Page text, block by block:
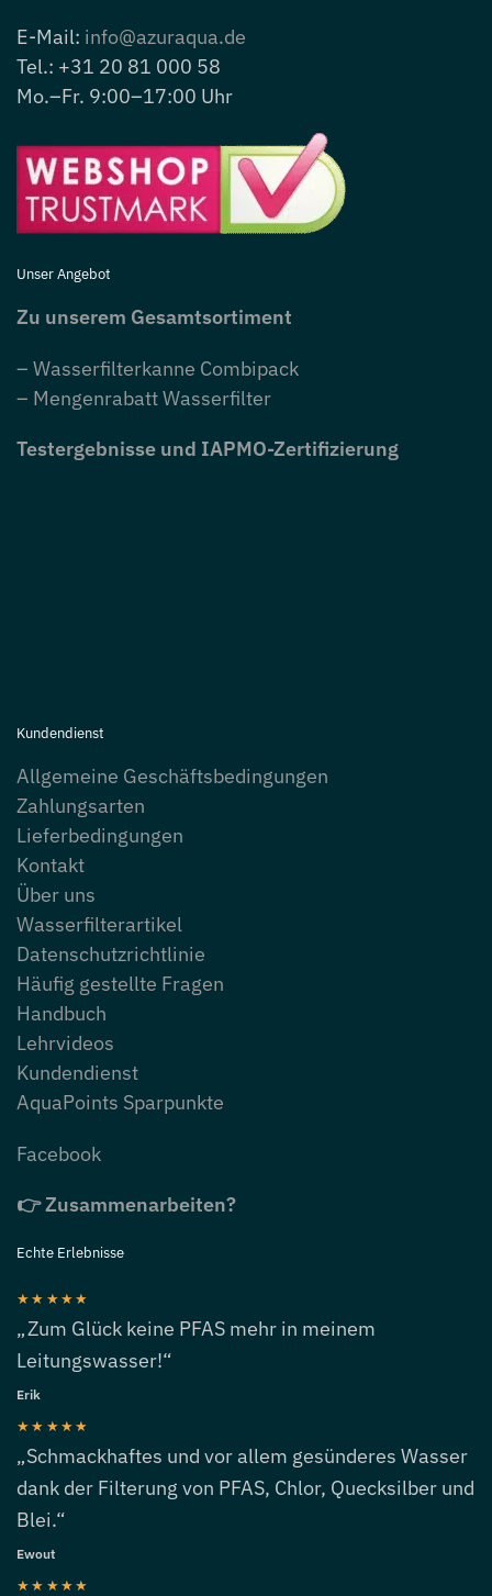
E-Mail: info@azuraqua.de
Tel.: +31 20 81 000 58
Mo.–Fr. 9:00–17:00 Uhr
Unser Angebot
Zu unserem Gesamtsortiment
– Wasserfilterkanne Combipack
– Mengenrabatt Wasserfilter
Testergebnisse und IAPMO-Zertifizierung
Kundendienst
Allgemeine Geschäftsbedingungen
Zahlungsarten
Lieferbedingungen
Kontakt
Über uns
Wasserfilterartikel
Datenschutzrichtlinie
Häufig gestellte Fragen
Handbuch
Lehrvideos
Kundendienst
AquaPoints Sparpunkte
Facebook
👉 Zusammenarbeiten?
Echte Erlebnisse
★★★★★
„Zum Glück keine PFAS mehr in meinem
Leitungswasser!“
Erik
★★★★★
„Schmackhaftes und vor allem gesünderes Wasser
dank der Filterung von PFAS, Chlor, Quecksilber und
Blei.“
Ewout
★★★★★